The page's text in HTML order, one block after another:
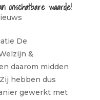
onschatbare waarde!
De
&
daarom midden
hebben dus
gewerkt met